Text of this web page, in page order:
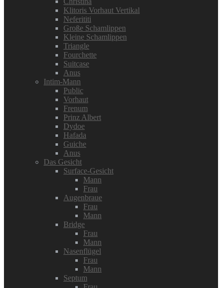
Klitoris Vorhaut Vertikal
Neferititi
Große Schamlippen
Kleine Schamlippen
Triangle
Fourchette
Suitcase
Anus
Intim-Mann
Public
Vorhaut
Frenum
Prinz Albert
Dydoe
Hafada
Guiche
Anus
Das Gesicht
Surface-Gesicht
Mann
Frau
Augenbraue
Frau
Mann
Bridge
Frau
Mann
Nasenflügel
Frau
Mann
Septum